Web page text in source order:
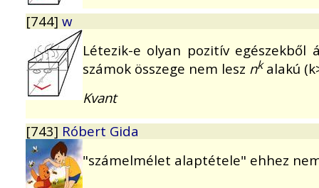
[744] w
Létezik-e olyan pozitív egészekből
számok összege nem lesz nkalakú
Kvant
[743] Róbert Gida
"számelmélet alaptétele" ehhez